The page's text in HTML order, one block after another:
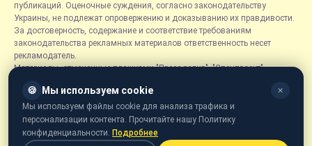
публикаций. Оценочные суждения, согласно законодательству
Украины, не подлежат опровержению и доказыванию их правдивости.
За достоверность, содержание и соответствие требованиям
законодательства рекламных материалов ответственность несет
рекламодатель.
Материалы, отмеченные плашками "Пресс-релиз", "Спецпроект",
размещаются на правах рекламы.
Рубрика «Новости компаний» является информационным форматом,
содержащим новости, сообщения и объявления, связанные с
деятельностью компаний, и основывается на информации,
предоставленной соответствующими компаниями. Редакция не несет
🍪 Мы используем cookie ✕
Мы используем файлы cookie для анализа трафика и
персонализации контента. Прочитайте нашу Политику
конфиденциальности. Подробнее